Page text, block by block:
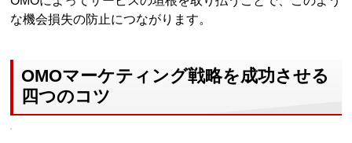
な機会損失の防止につながります。
OMOマーケティング戦略を成功させる
四つのコツ